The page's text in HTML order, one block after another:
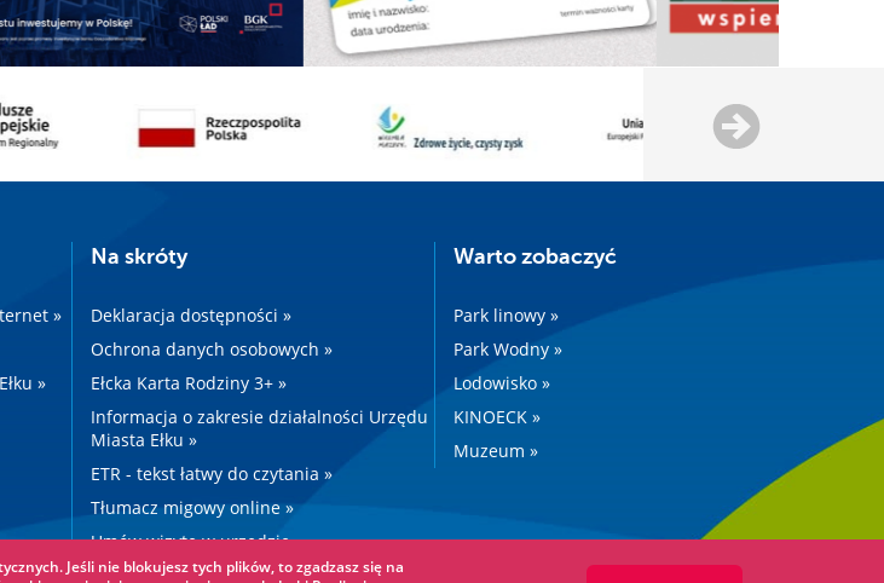
»
»
Na skróty
Deklaracja dostępności »
Ochrona danych osobowych »
Ełcka Karta Rodziny 3+ »
Informacja o zakresie działalności Urzędu
Miasta Ełku »
ETR - tekst łatwy do czytania »
Tłumacz migowy online »
Umów wizytę w urzędzie »
Drogi »
Warto zobaczyć
Park linowy »
Park Wodny »
Lodowisko »
KINOECK »
Muzeum »
Jeśli nie blokujesz tych plików, to zgadzasz się na